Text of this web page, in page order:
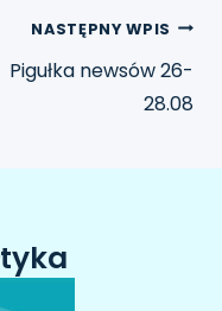
NASTĘPNY WPIS
Pigułka newsów 26-
28.08